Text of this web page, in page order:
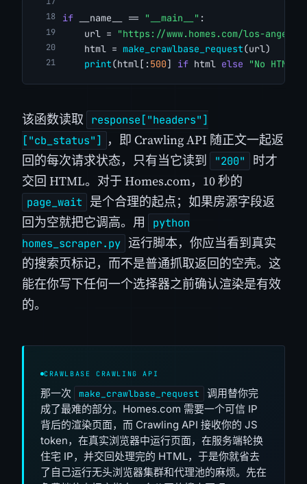
if __name__ == "__main__" :
    url =
"https://www.homes.com/los-
    html =
make_crawlbase_request(url)
print(html[:500] if html else "No HTML
该函数读取 response["headers"]
["cb_status"]
，即 Crawling API 随正文一起返
回的每次请求状态，只有当它读到
"200"
时才
交回 HTML。对于 Homes.com，10 秒的
page_wait 是个合理的起点；如果房源字段返
回为空就把它调高。用
python
homes_scraper.py 运行脚本，你应当看到真实
的搜索页标记，而不是普通抓取返回的空壳。这
能在你写下任何一个选择器之前确认渲染是有效
的。
CRAWLBASE CRAWLING API
那一次 make_crawlbase_request
调用替你完
成了最难的部分。Homes.com 需要一个可信 IP
背后的渲染页面，而 Crawling API 接收你的 JS
token，在真实浏览器中运行页面，在服务端轮换
住宅 IP，并交回处理完的 HTML，于是你就省去
了自己运行无头浏览器集群和代理池的麻烦。先在